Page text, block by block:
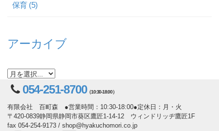
保育 (5)
アーカイブ
054-251-8700（10:30-18:00）
有限会社 百町森 ●営業時間：10:30-18:00●定休日：月・火
〒420-0839静岡県静岡市葵区鷹匠1-14-12 ウィンドリッヂ鷹匠1F
fax 054-254-9173 / shop@hyakuchomori.co.jp